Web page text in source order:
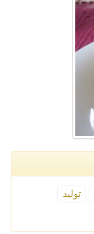
تولید